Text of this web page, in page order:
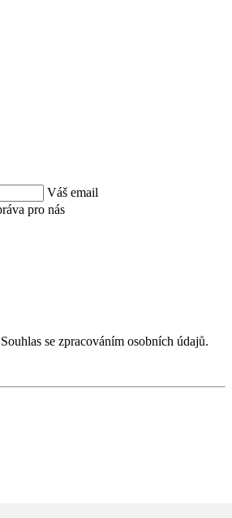
Váš email
pro nás
Souhlas se zpracováním osobních údajů.